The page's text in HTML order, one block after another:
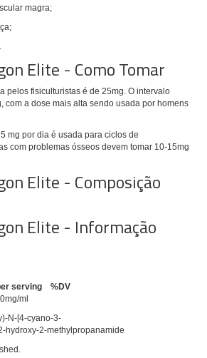
magra;
Elite - Como Tomar
pelos fisiculturistas é de 25mg. O intervalo
com a dose mais alta sendo usada por homens
mg por dia é usada para ciclos de
com problemas ósseos devem tomar 10-15mg
Elite - Composição
Elite - Informação
%DV
50mg/ml
N-[4-cyano-3-
hydroxy-2-methylpropanamide